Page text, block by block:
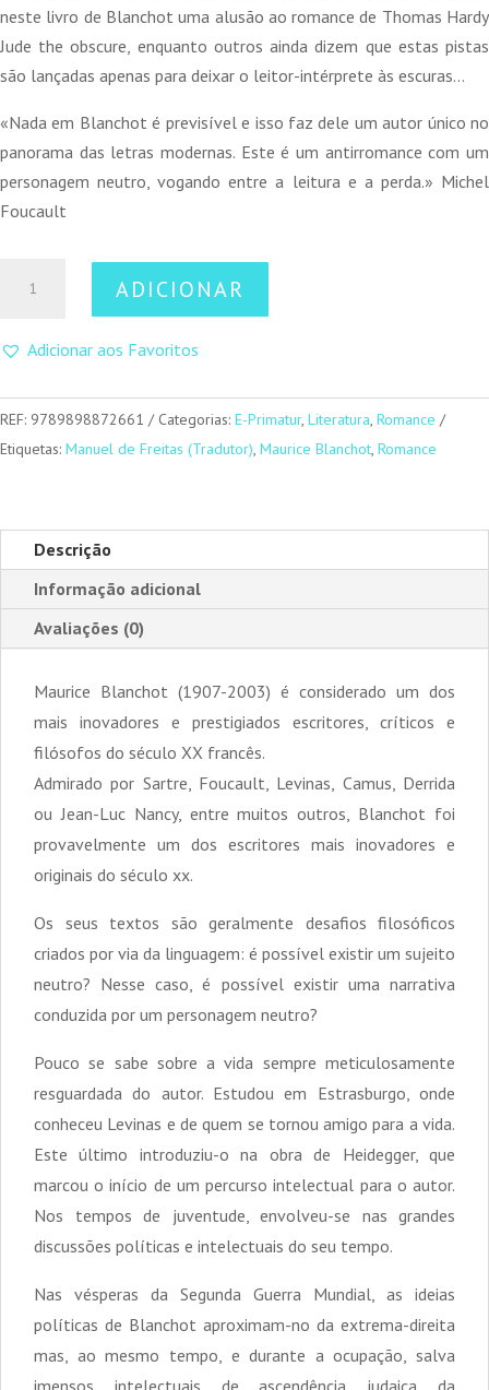
neste livro de Blanchot uma alusão ao romance de Thomas Hardy
Jude the obscure, enquanto outros ainda dizem que estas pistas
são lançadas apenas para deixar o leitor-intérprete às escuras…
«Nada em Blanchot é previsível e isso faz dele um autor único no
panorama das letras modernas. Este é um antirromance com um
personagem neutro, vogando entre a leitura e a perda.» Michel
Foucault
o
ADICIONAR
Adicionar aos Favoritos
REF: 9789898872661 Categorias: E-Primatur, Literatura, Romance
Etiquetas: Manuel de Freitas (Tradutor), Maurice Blanchot, Romance
Descrição
Informação adicional
Avaliações (0)
Maurice Blanchot (1907-2003) é considerado um dos
mais inovadores e prestigiados escritores, críticos e
filósofos do século XX francês.
Admirado por Sartre, Foucault, Levinas, Camus, Derrida
ou Jean-Luc Nancy, entre muitos outros, Blanchot foi
provavelmente um dos escritores mais inovadores e
originais do século xx.
Os seus textos são geralmente desafios filosóficos
criados por via da linguagem: é possível existir um sujeito
neutro? Nesse caso, é possível existir uma narrativa
conduzida por um personagem neutro?
Pouco se sabe sobre a vida sempre meticulosamente
resguardada do autor. Estudou em Estrasburgo, onde
conheceu Levinas e de quem se tornou amigo para a vida.
Este último introduziu-o na obra de Heidegger, que
marcou o início de um percurso intelectual para o autor.
Nos tempos de juventude, envolveu-se nas grandes
discussões políticas e intelectuais do seu tempo.
Nas vésperas da Segunda Guerra Mundial, as ideias
políticas de Blanchot aproximam-no da extrema-direita
mas, ao mesmo tempo, e durante a ocupação, salva